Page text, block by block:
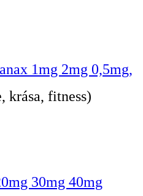
1mg 2mg 0,5mg,
krása, fitness)
30mg 40mg